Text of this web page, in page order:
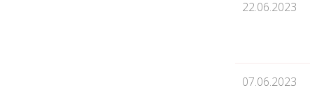
22.06.2023
07.06.2023